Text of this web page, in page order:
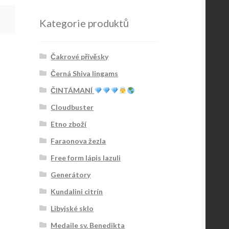
Kategorie produktů
Čakrové přívěsky
Černá Shiva lingams
ČINTÁMANÍ
Cloudbuster
Etno zboží
Faraonova žezla
Free form lápis lazuli
Generátory
Kundalini citrín
Libyjské sklo
Medaile sv. Benedikta